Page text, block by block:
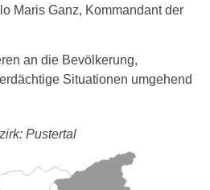
Maris Ganz, Kommandant der
an die Bevölkerung,
Situationen umgehend
Pustertal